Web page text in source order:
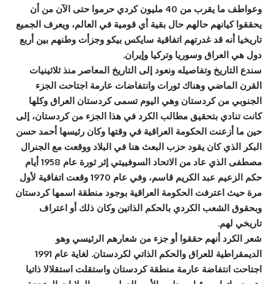
وعواطف ما يقرب من 40 مليون كردي حرموا حتى الآن من أن
يحققوا كيانهم حالهم حال بقية أي قومية في العالم، ويعرف الجميع
تاريخيا أنه قد غدرتهم اتفاقية سايكس بيكو وجزأت وطنهم بين أربع
دول هي العراق وسوريا وتركيا وإيران.
سندع التاريخ وتفاصيله ونعود إلى التاريخ المعاصر منذ ثلاثينيات
القرن الماضي وهناك ثورات وانتفاضات عارمة اجتاحت الجزء
الجنوبي من كردستان وهي اليوم تسمى كردستان العراق وكلها
كانت تنادي بتحقيق مطالب الكرد في هذا الجزء من كردستان، إلى
حين ما أزعنت الحكومة العراقية في وقتها وكان رئيسها أحمد حسن
البكر الذي كان يقود حزب البعث هنا في البلاد ووقعت مع الجنرال
مصطفى الذي عاد من الاتحاد السوفييتي إثر ثورة عام 1958 أيام
حكم الزعيم عبد الكريم قاسم، وفي عام 1970 وقعت اتفاقية لأول
مرة حيث اعترفت الحكومة العراقية بوجود منطقة اسمها كردستان
وبحقوق الشعب الكردي بالحكم الذاتين وكان ذلك أو اعتراف
تاريخي لهم.
شعر الكرد أنهم حققوا أو جزء من شعارهم الرئيسي وهو
الديمقراطية للعراق والحكم الذاتي لكردستان. لغاية عام 1991
اجتاحت انتفاضة عارمة منطقة كردستان واستقلت استقلالا ذاتيا